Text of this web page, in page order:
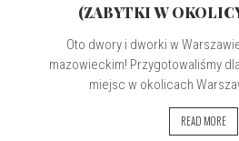
(ZABYTKI W
Oto dwory i dworki w
mazowieckim! Przygotowaliśmy
miejsc w okolicach
READ MORE